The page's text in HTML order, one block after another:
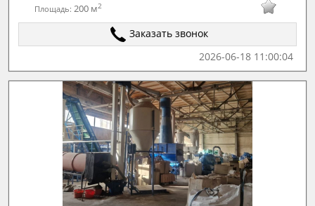
Площадь: 200 м2
Заказать звонок
2026-06-18 11:00:04